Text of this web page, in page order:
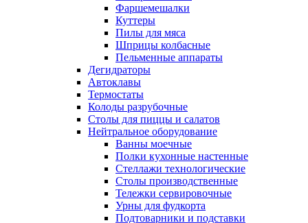
Фаршемешалки
Куттеры
Пилы для мяса
Шприцы колбасные
Пельменные аппараты
Дегидраторы
Автоклавы
Термостаты
Колоды разрубочные
Столы для пиццы и салатов
Нейтральное оборудование
Ванны моечные
Полки кухонные настенные
Стеллажи технологические
Столы производственные
Тележки сервировочные
Урны для фудкорта
Подтоварники и подставки